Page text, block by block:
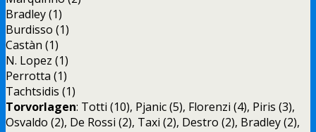
Bradley (1)
Burdisso (1)
Castàn (1)
N. Lopez (1)
Perrotta (1)
Tachtsidis (1)
Torvorlagen: Totti (10), Pjanic (5), Florenzi (4), Piris (3),
Osvaldo (2), De Rossi (2), Taxi (2), Destro (2), Bradley (2),